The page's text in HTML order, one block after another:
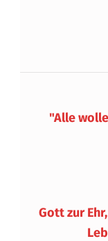
"Alle
Gott zur